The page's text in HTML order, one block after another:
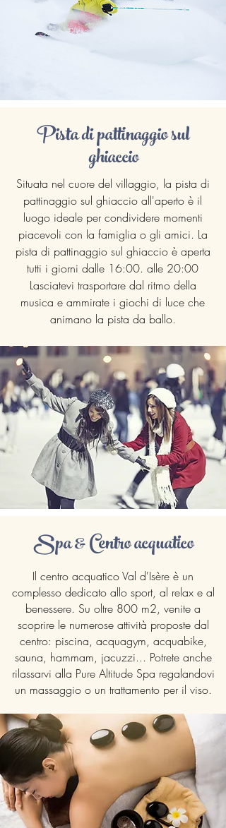
Pista di pattinaggio sul
ghiaccio
Situata nel cuore del villaggio, la pista di
pattinaggio sul ghiaccio all'aperto è il
luogo ideale per condividere momenti
piacevoli con la famiglia o gli amici. La
pista di pattinaggio sul ghiaccio è aperta
tutti i giorni dalle 16:00. alle 20:00
Lasciatevi trasportare dal ritmo della
musica e ammirate i giochi di luce che
animano la pista da ballo.
Spa & Centro acquatico
Il centro acquatico Val d'Isère è un
complesso dedicato allo sport, al relax e al
benessere. Su oltre 800 m2, venite a
scoprire le numerose attività proposte dal
centro: piscina, acquagym, acquabike,
sauna, hammam, jacuzzi... Potrete anche
rilassarvi alla Pure Altitude Spa regalandovi
un massaggio o un trattamento per il viso.